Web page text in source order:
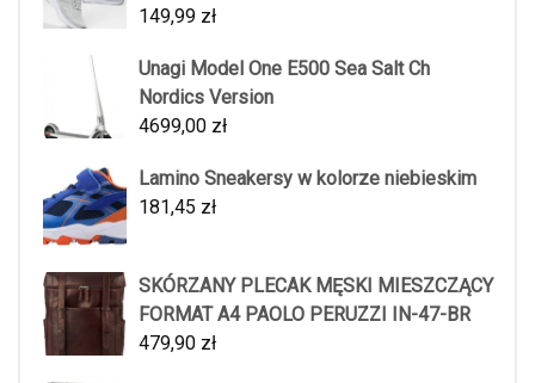
149,99 zł
Unagi Model One E500 Sea Salt Ch
Nordics Version
4699,00 zł
Lamino Sneakersy w kolorze niebieskim
181,45 zł
SKÓRZANY PLECAK MĘSKI MIESZCZĄCY
FORMAT A4 PAOLO PERUZZI IN-47-BR
479,90 zł